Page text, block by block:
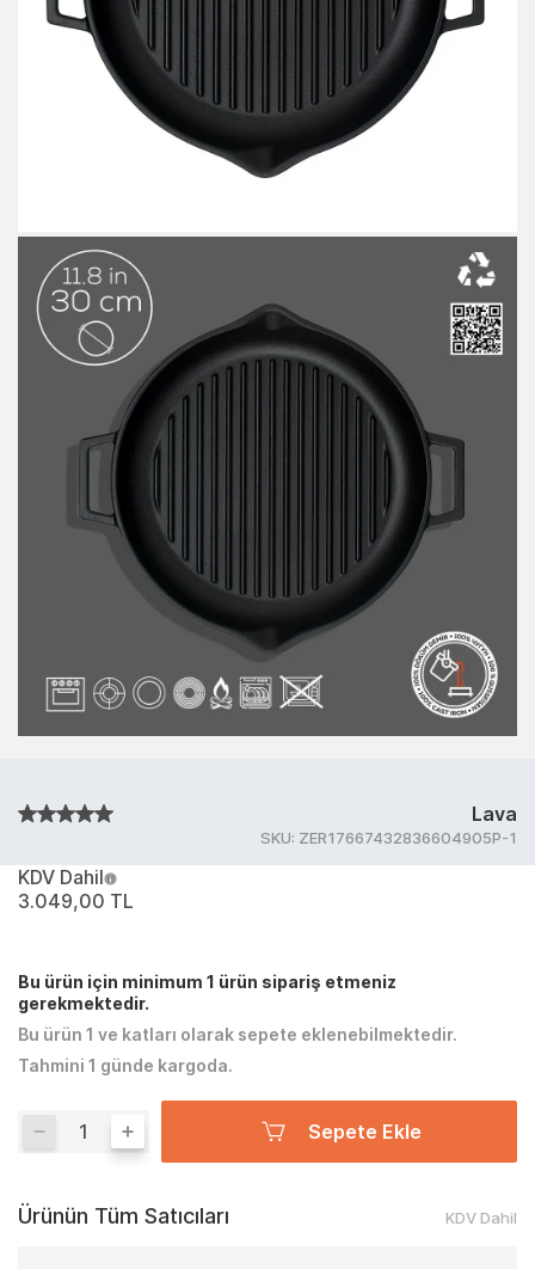
Lava
SKU: ZER17667432836604905P-1
KDV Dahil
3.049,00 TL
Bu ürün için minimum 1 ürün sipariş etmeniz
gerekmektedir.
Bu ürün 1 ve katları olarak sepete eklenebilmektedir.
Tahmini 1 günde kargoda.
Sepete Ekle
Ürünün Tüm Satıcıları KDV Dahil